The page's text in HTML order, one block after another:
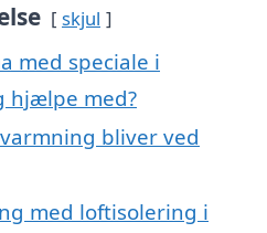
skjul
med speciale i
hjælpe med?
bliver ved
med loftisolering i